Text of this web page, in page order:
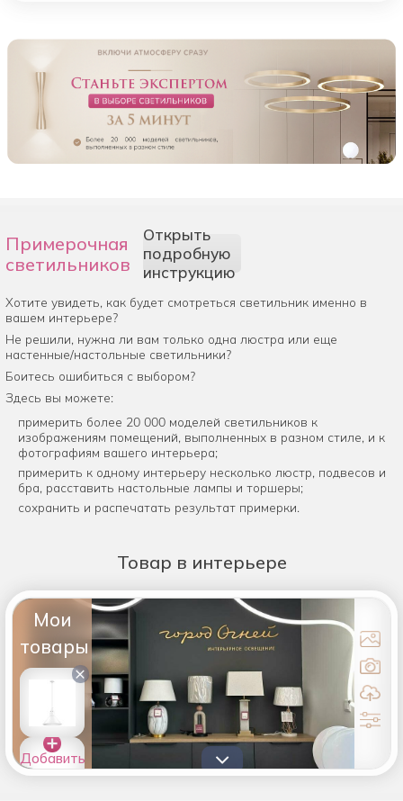
Примерочная
светильников
Открыть
подробную
инструкцию
Хотите увидеть, как будет смотреться светильник именно в
вашем интерьере?
Не решили, нужна ли вам только одна люстра или еще
настенные/настольные светильники?
Боитесь ошибиться с выбором?
Здесь вы можете:
примерить более 20 000 моделей светильников к
изображениям помещений, выполненных в разном стиле, и к
фотографиям вашего интерьера;
примерить к одному интерьеру несколько люстр, подвесов и
бра, расставить настольные лампы и торшеры;
сохранить и распечатать результат примерки.
Товар в интерьере
Мои
товары
×
Добавить
товары в